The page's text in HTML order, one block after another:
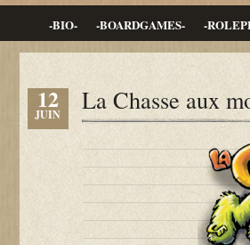
-BIO- -BOARDGAMES- -
12
JUIN La Chasse aux